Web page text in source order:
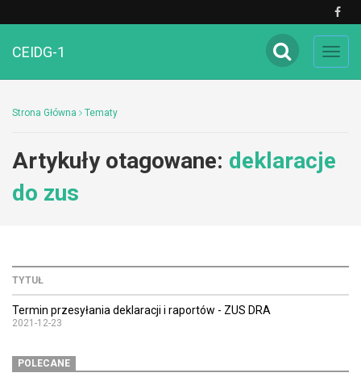
CEIDG-1
Strona Główna Tematy
Artykuły otagowane: deklaracje
do zus
TYTUŁ
Termin przesyłania deklaracji i raportów - ZUS DRA
2021-12-23
POLECANE